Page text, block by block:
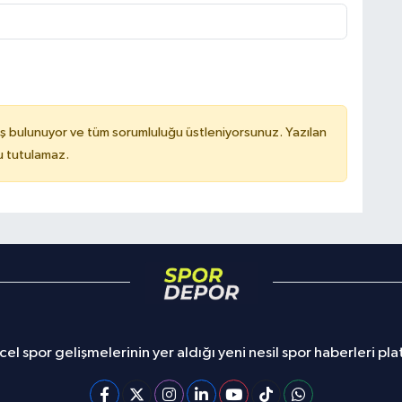
bulunuyor ve tüm sorumluluğu üstleniyorsunuz. Yazılan
tutulamaz.
spor gelişmelerinin yer aldığı yeni nesil spor haberleri